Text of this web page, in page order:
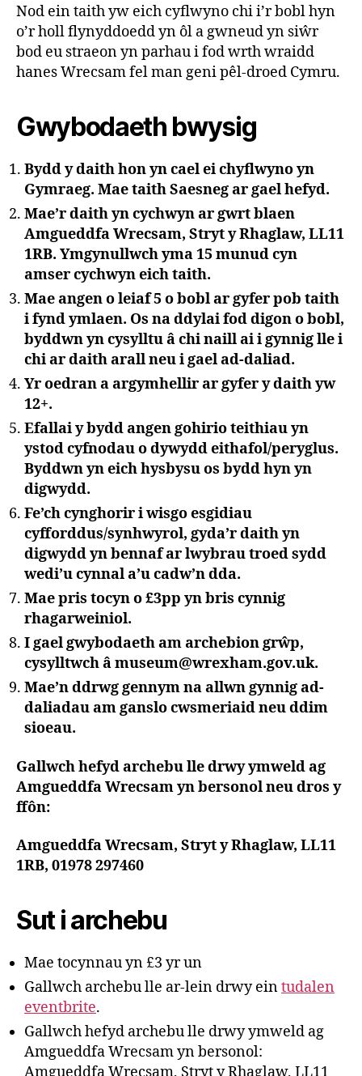
Nod ein taith yw eich cyflwyno chi i’r bobl hyn
o’r holl flynyddoedd yn ôl a gwneud yn siŵr
bod eu straeon yn parhau i fod wrth wraidd
hanes Wrecsam fel man geni pêl-droed Cymru.
Gwybodaeth bwysig
Bydd y daith hon yn cael ei chyflwyno yn
Gymraeg. Mae taith Saesneg ar gael hefyd.
Mae’r daith yn cychwyn ar gwrt blaen
Amgueddfa Wrecsam, Stryt y Rhaglaw, LL11
1RB. Ymgynullwch yma 15 munud cyn
amser cychwyn eich taith.
Mae angen o leiaf 5 o bobl ar gyfer pob taith
i fynd ymlaen. Os na ddylai fod digon o bobl,
byddwn yn cysylltu â chi naill ai i gynnig lle i
chi ar daith arall neu i gael ad-daliad.
Yr oedran a argymhellir ar gyfer y daith yw
12+.
Efallai y bydd angen gohirio teithiau yn
ystod cyfnodau o dywydd eithafol/peryglus.
Byddwn yn eich hysbysu os bydd hyn yn
digwydd.
Fe’ch cynghorir i wisgo esgidiau
cyfforddus/synhwyrol, gyda’r daith yn
digwydd yn bennaf ar lwybrau troed sydd
wedi’u cynnal a’u cadw’n dda.
Mae pris tocyn o £3pp yn bris cynnig
rhagarweiniol.
I gael gwybodaeth am archebion grŵp,
cysylltwch â museum@wrexham.gov.uk.
Mae’n ddrwg gennym na allwn gynnig ad-
daliadau am ganslo cwsmeriaid neu ddim
sioeau.
Gallwch hefyd archebu lle drwy ymweld ag
Amgueddfa Wrecsam yn bersonol neu dros y
ffôn:
Amgueddfa Wrecsam, Stryt y Rhaglaw, LL11
1RB, 01978 297460
Sut i archebu
Mae tocynnau yn £3 yr un
Gallwch archebu lle ar-lein drwy eintudalen
eventbrite.
Gallwch hefyd archebu lle drwy ymweld ag
Amgueddfa Wrecsam yn bersonol: